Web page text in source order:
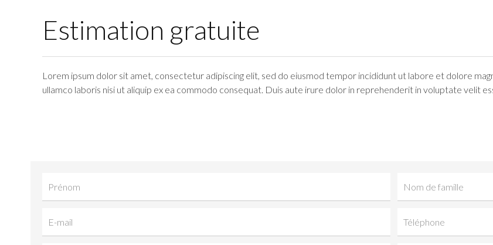
Estimation gratuite
Lorem ipsum dolor sit amet, consectetur adipiscing elit, sed do eiusmod tempor incididunt ut labore et dolore
ullamco laboris nisi ut aliquip ex ea commodo consequat. Duis aute irure dolor in reprehenderit in voluptate velit